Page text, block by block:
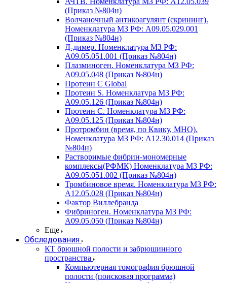
(Приказ №804н)
Волчаночный антикоагулянт (скрининг).
Номенклатура МЗ РФ: A09.05.029.001
(Приказ №804н)
Д-димер. Номенклатура МЗ РФ:
A09.05.051.001 (Приказ №804н)
Плазминоген. Номенклатура МЗ РФ:
A09.05.048 (Приказ №804н)
Протеин C Global
Протеин S. Номенклатура МЗ РФ:
A09.05.126 (Приказ №804н)
Протеин С. Номенклатура МЗ РФ:
A09.05.125 (Приказ №804н)
Протромбин (время, по Квику, МНО).
Номенклатура МЗ РФ: A12.30.014 (Приказ
№804н)
Растворимые фибрин-мономерные
комплексы(РФМК) Номенклатура МЗ РФ:
A09.05.051.002 (Приказ №804н)
Тромбиновое время. Номенклатура МЗ РФ:
A12.05.028 (Приказ №804н)
Фактор Виллебранда
Фибриноген. Номенклатура МЗ РФ:
A09.05.050 (Приказ №804н)
Еще
Обследования
КТ брюшной полости и забрюшинного
пространства
Компьютерная томография брюшной
полости (поисковая программа)